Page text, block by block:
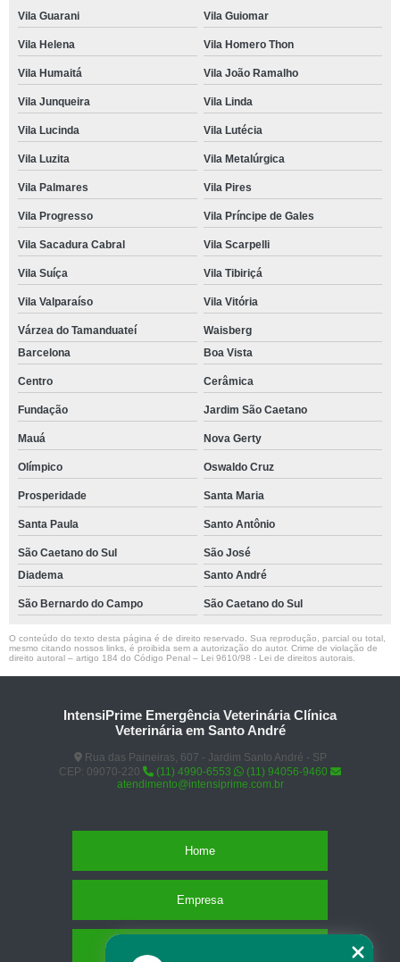
Vila Guarani Vila Guiomar
Vila Helena Vila Homero Thon
Vila Humaitá Vila João Ramalho
Vila Junqueira Vila Linda
Vila Lucinda Vila Lutécia
Vila Luzita Vila Metalúrgica
Vila Palmares Vila Pires
Vila Progresso Vila Príncipe de Gales
Vila Sacadura Cabral Vila Scarpelli
Vila Suíça Vila Tibiriçá
Vila Valparaíso Vila Vitória
Várzea do Tamanduateí
Waisberg
Barcelona
Boa Vista
Centro Cerâmica
Fundação Jardim São Caetano
Mauá Nova Gerty
Olímpico Oswaldo Cruz
Prosperidade Santa Maria
Santa Paula Santo Antônio
São Caetano do Sul
São José
Diadema
Santo André
São Bernardo do Campo São Caetano do Sul
O conteúdo do texto desta página é de direito reservado. Sua reprodução, parcial ou total,
mesmo citando nossos links, é proibida sem a autorização do autor. Crime de violação de
direito autoral – artigo 184 do Código Penal – Lei 9610/98 - Lei de direitos autorais
IntensiPrime Emergência Veterinária Clínica
Veterinária em Santo André
Rua das Paineiras, 607 - Jardim Santo André - SP
CEP: 09070-220
(11) 4990-6553
(11) 94056-9460
atendimento@intensiprime.com.br
Home
Empresa